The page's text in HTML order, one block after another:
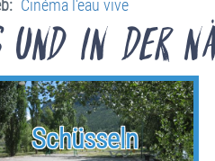
Cinéma l'eau vive
und in der
Schüsseln